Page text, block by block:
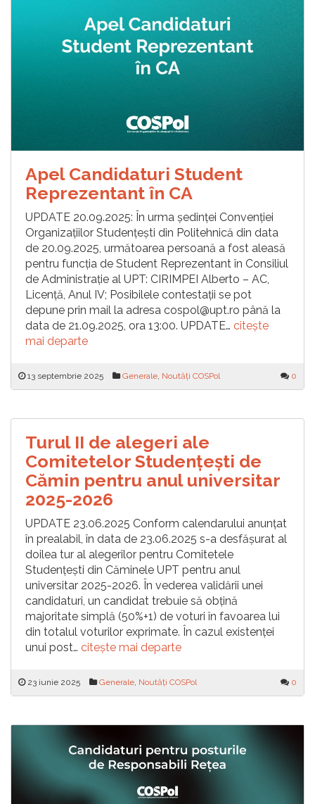
Apel Candidaturi Student
Reprezentant în CA
UPDATE 20.09.2025: În urma ședinței Convenției
Organizațiilor Studențești din Politehnică din data
de 20.09.2025, următoarea persoană a fost aleasă
pentru funcția de Student Reprezentant în Consiliul
de Administrație al UPT: CIRIMPEI Alberto – AC,
Licență, Anul IV; Posibilele contestații se pot
depune prin mail la adresa cospol@upt.ro până la
data de 21.09.2025, ora 13:00. UPDATE… citește
mai departe
13 septembrie 2025 Generale, Noutăți COSPol 0
Turul II de alegeri ale
Comitetelor Studențești de
Cămin pentru anul universitar
2025-2026
UPDATE 23.06.2025 Conform calendarului anunțat
în prealabil, în data de 23.06.2025 s-a desfășurat al
doilea tur al alegerilor pentru Comitetele
Studențești din Căminele UPT pentru anul
universitar 2025-2026. În vederea validării unei
candidaturi, un candidat trebuie să obțină
majoritate simplă (50%+1) de voturi în favoarea lui
din totalul voturilor exprimate. În cazul existenței
unui post… citește mai departe
23 iunie 2025 Generale, Noutăți COSPol 0